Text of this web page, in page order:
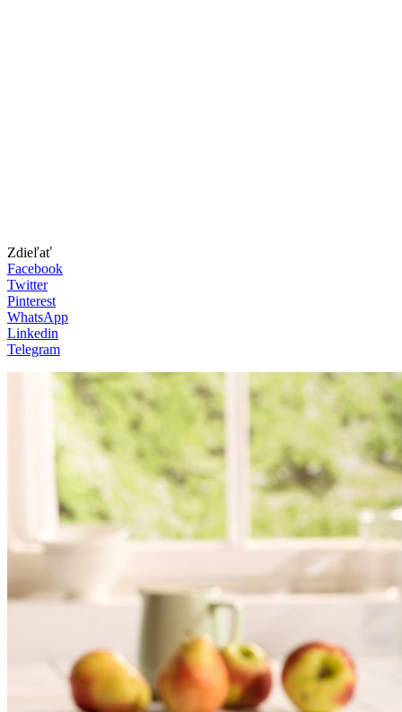
Zdieľať
Facebook
Twitter
Pinterest
WhatsApp
Linkedin
Telegram